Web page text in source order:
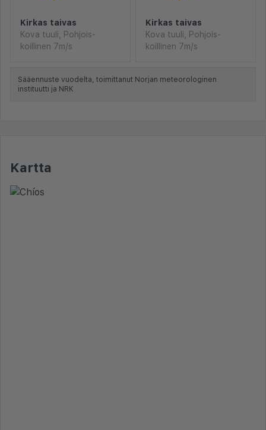
Kirkas taivas
Kova tuuli, Pohjois-
koillinen 7m/s
Kirkas taivas
Kova tuuli, Pohjois-
koillinen 7m/s
Sääennuste vuodelta, toimittanut Norjan meteorologinen
instituutti ja NRK
Kartta